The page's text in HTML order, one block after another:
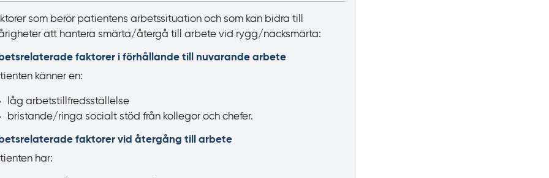
som berör patientens arbetssituation och som kan bidra till
att hantera smärta/återgå till arbete vid rygg/nacksmärta:
faktorer i förhållande till nuvarande arbete
känner en:
låg arbetstillfredsställelse
bristande/ringa socialt stöd från kollegor och chefer.
faktorer vid återgång till arbete
har: